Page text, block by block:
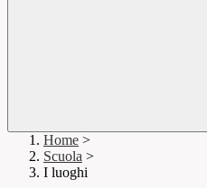
Home >
Scuola >
I luoghi